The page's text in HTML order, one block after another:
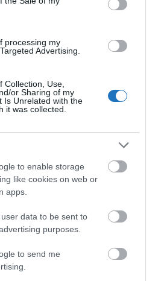
processing my
Advertising.
Collection, Use,
or Sharing of my
Is Unrelated with the
it was collected.
to enable storage
like cookies on web or
apps.
data to be sent to
purposes.
to send me
öbölben fekvő Koh Samui
található Railay Beach a
hangulatot és lélegzetelállító
festői a Phi Phi-szigeteken
által világhírűvé vált Maya
az élővilág védelmében
és népszerű Patong
a családbarát Kata
tiszta vizű Nai Harn Beach
érintetlenebb helyet
felkeresniük a délen lévő